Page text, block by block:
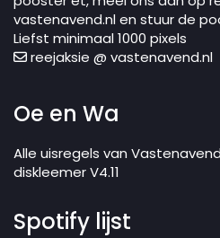
vastenavend.nl en stuur de
Liefst minimaal 1000 pixels
reejaksie @ vastenavend.nl
Oe en Wa
Alle uisregels van
diskleemer V4.11
Spotify lijst